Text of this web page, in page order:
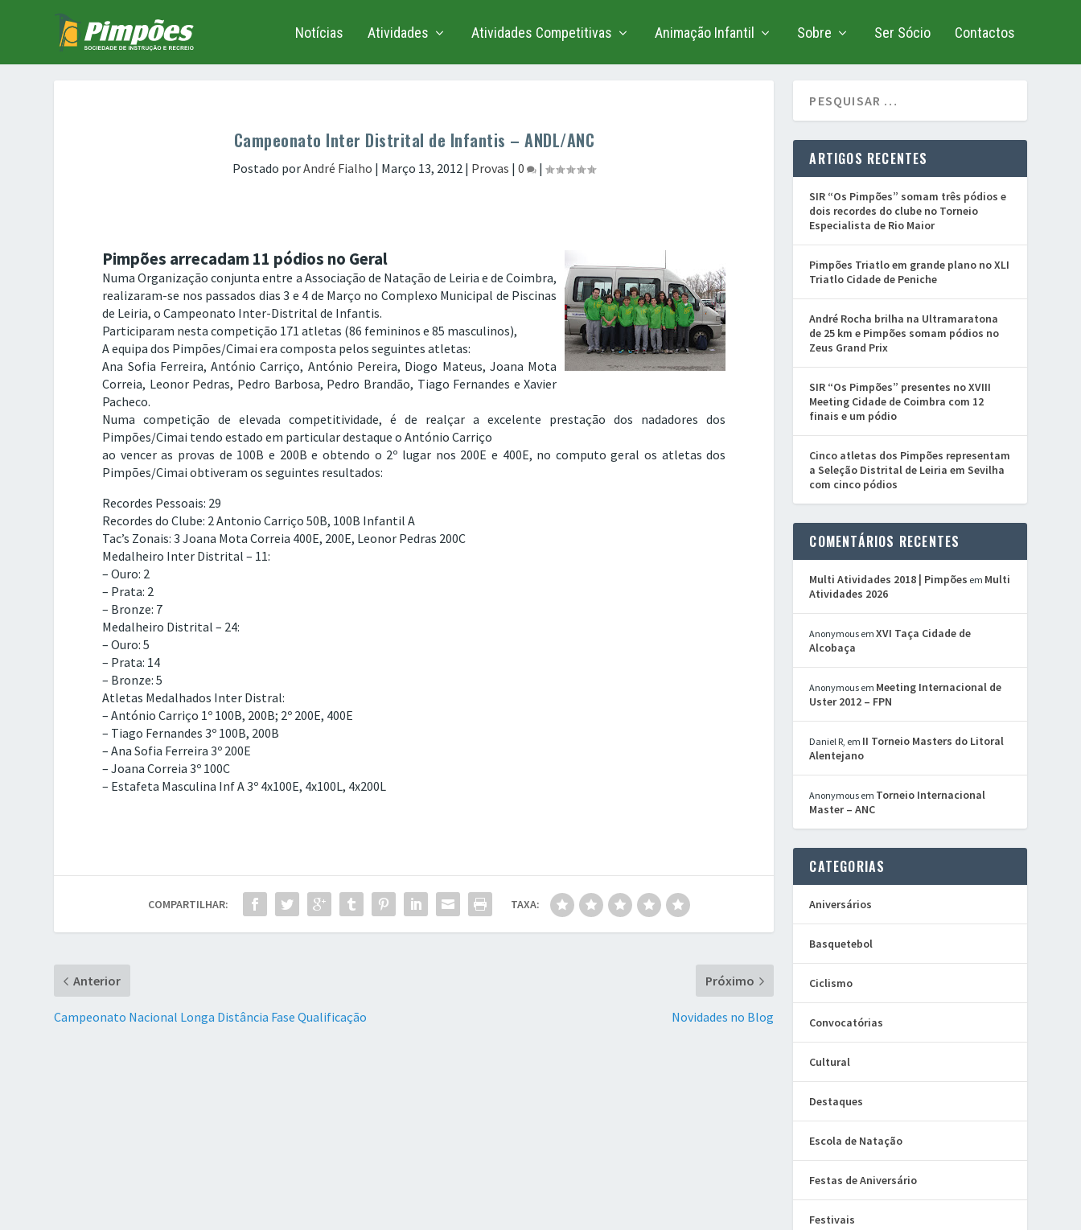
Notícias Atividades Atividades Competitivas Animação Infantil Sobre Ser Sócio Contactos
Campeonato Inter Distrital de Infantis – ANDL/ANC
Postado porAndré Fialho | Março 13, 2012 | Provas |0 |
Pimpões arrecadam 11 pódios no Geral
Numa Organização conjunta entre a Associação de Natação de Leiria e de Coimbra,
realizaram-se nos passados dias 3 e 4 de Março no Complexo Municipal de Piscinas
de Leiria, o Campeonato Inter-Distrital de Infantis.
Participaram nesta competição 171 atletas (86 femininos e 85 masculinos),
A equipa dos Pimpões/Cimai era composta pelos seguintes atletas:
Ana Sofia Ferreira, António Carriço, António Pereira, Diogo Mateus, Joana Mota
Correia, Leonor Pedras, Pedro Barbosa, Pedro Brandão, Tiago Fernandes e Xavier
Pacheco.
Numa competição de elevada competitividade, é de realçar a excelente prestação dos nadadores dos
Pimpões/Cimai tendo estado em particular destaque o António Carriço
ao vencer as provas de 100B e 200B e obtendo o 2º lugar nos 200E e 400E, no computo geral os atletas dos
Pimpões/Cimai obtiveram os seguintes resultados:
Recordes Pessoais: 29
Recordes do Clube: 2 Antonio Carriço 50B, 100B Infantil A
Tac’s Zonais: 3 Joana Mota Correia 400E, 200E, Leonor Pedras 200C
Medalheiro Inter Distrital – 11:
– Ouro: 2
– Prata: 2
– Bronze: 7
Medalheiro Distrital – 24:
– Ouro: 5
– Prata: 14
– Bronze: 5
Atletas Medalhados Inter Distral:
– António Carriço 1º 100B, 200B; 2º 200E, 400E
– Tiago Fernandes 3º 100B, 200B
– Ana Sofia Ferreira 3º 200E
– Joana Correia 3º 100C
– Estafeta Masculina Inf A 3º 4x100E, 4x100L, 4x200L
COMPARTILHAR: TAXA:
Anterior
Campeonato Nacional Longa Distância Fase Qualificação
Próximo
Novidades no Blog
ARTIGOS RECENTES
SIR “Os Pimpões” somam três pódios e
dois recordes do clube no Torneio
Especialista de Rio Maior
Pimpões Triatlo em grande plano no XLI
Triatlo Cidade de Peniche
André Rocha brilha na Ultramaratona
de 25 km e Pimpões somam pódios no
Zeus Grand Prix
SIR “Os Pimpões” presentes no XVIII
Meeting Cidade de Coimbra com 12
finais e um pódio
Cinco atletas dos Pimpões representam
a Seleção Distrital de Leiria em Sevilha
com cinco pódios
COMENTÁRIOS RECENTES
Multi Atividades 2018 | Pimpões em Multi
Atividades 2026
Anonymous emXVI Taça Cidade de
Alcobaça
Anonymous em Meeting Internacional de
Uster 2012 – FPN
Daniel R, em II Torneio Masters do Litoral
Alentejano
Anonymous em Torneio Internacional
Master – ANC
CATEGORIAS
Aniversários
Basquetebol
Ciclismo
Convocatórias
Cultural
Destaques
Escola de Natação
Festas de Aniversário
Festivais